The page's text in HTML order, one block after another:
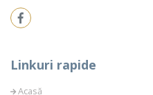
Linkuri rapide
Acasă